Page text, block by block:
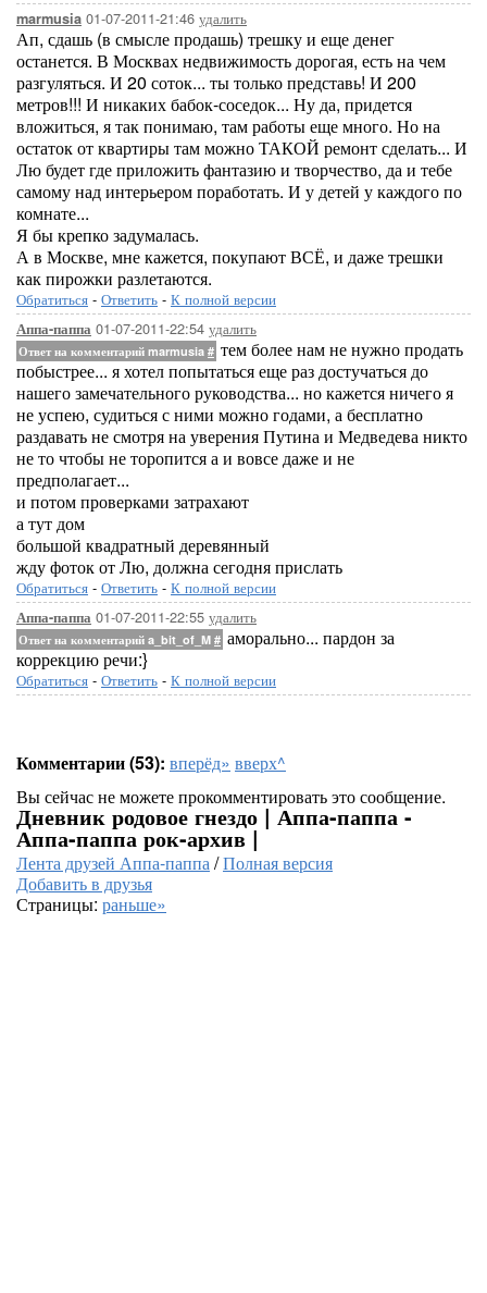
marmusia 01-07-2011-21:46 удалить
Ап, сдашь (в смысле продашь) трешку и еще денег
останется. В Москвах недвижимость дорогая, есть на чем
разгуляться. И 20 соток... ты только представь! И 200
метров!!! И никаких бабок-соседок... Ну да, придется
вложиться, я так понимаю, там работы еще много. Но на
остаток от квартиры там можно ТАКОЙ ремонт сделать... И
Лю будет где приложить фантазию и творчество, да и тебе
самому над интерьером поработать. И у детей у каждого по
комнате...
Я бы крепко задумалась.
А в Москве, мне кажется, покупают ВСЁ, и даже трешки
как пирожки разлетаются.
Обратиться - Ответить - К полной версии
Аппа-паппа 01-07-2011-22:54 удалить
Ответ на комментарий marmusia # тем более нам не нужно продать
побыстрее... я хотел попытаться еще раз достучаться до
нашего замечательного руководства... но кажется ничего я
не успею, судиться с ними можно годами, а бесплатно
раздавать не смотря на уверения Путина и Медведева никто
не то чтобы не торопится а и вовсе даже и не
предполагает...
и потом проверками затрахают
а тут дом
большой квадратный деревянный
жду фоток от Лю, должна сегодня прислать
Обратиться - Ответить - К полной версии
Аппа-паппа 01-07-2011-22:55 удалить
Ответ на комментарий a_bit_of_M # аморально... пардон за
коррекцию речи:}
Обратиться - Ответить - К полной версии
Комментарии (53): вперёд» вверх^
Вы сейчас не можете прокомментировать это сообщение.
Дневник родовое гнездо | Аппа-паппа -
Аппа-паппа рок-архив |
Лента друзей Аппа-паппа/Полная версия
Добавить в друзья
Страницы: раньше»